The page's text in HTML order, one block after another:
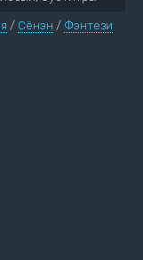
/ Сёнэн / Фэнтези